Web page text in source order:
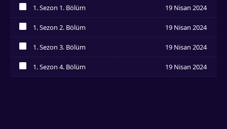
1. Sezon 1. Bölüm 19 Nisan 2024
1. Sezon 2. Bölüm 19 Nisan 2024
1. Sezon 3. Bölüm 19 Nisan 2024
İzledim
1. Sezon 4. Bölüm 19 Nisan 2024